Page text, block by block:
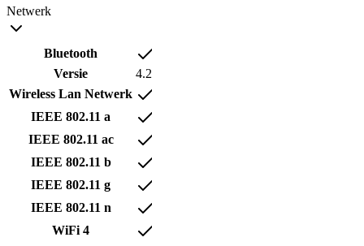
Netwerk
Bluetooth
Versie
4.2
Wireless Lan Netwerk
IEEE 802.11 a
IEEE 802.11 ac
IEEE 802.11 b
IEEE 802.11 g
IEEE 802.11 n
WiFi 4